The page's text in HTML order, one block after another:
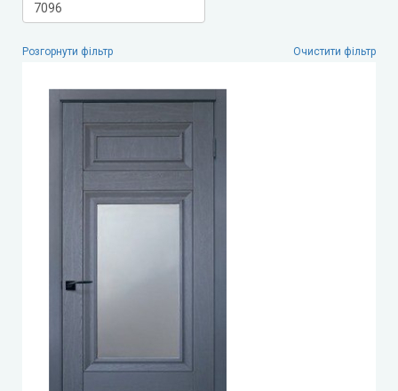
Екодверка (з масиву сосни)
Статус (Status Doors)
Двері прихованого монтажу
Розгорнути фільтр Очистити фільтр